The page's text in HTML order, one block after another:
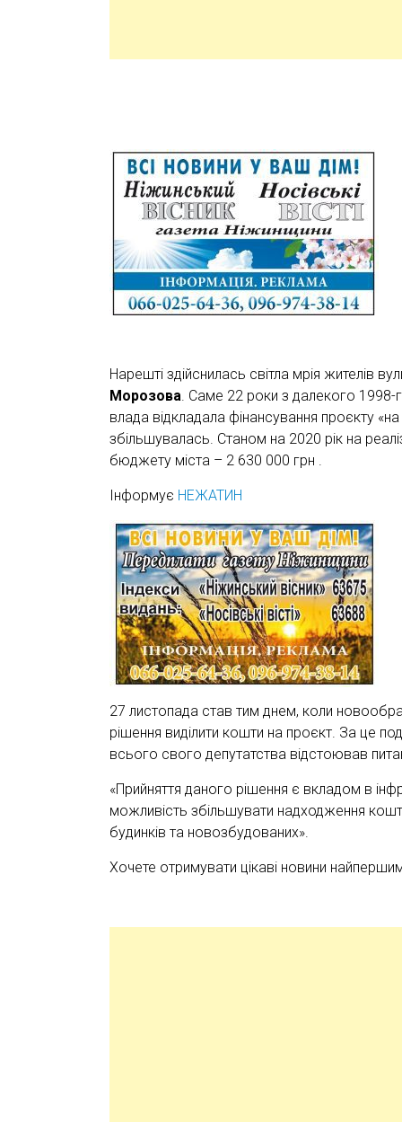
Нарешті здійснилась світла мрія жителів
Морозова . Саме 22 роки з далекого 1998-
влада відкладала фінансування проєкту
збільшувалась. Станом на 2020 рік на
бюджету міста – 2 630 000 грн .
Інформує НЕЖАТИН
27 листопада став тим днем, коли
рішення виділити кошти на проєкт. За це
всього свого депутатства відстоював
«Прийняття даного рішення є вкладом в
можливість збільшувати надходження
будинків та новозбудованих».
Хочете отримувати цікаві новини